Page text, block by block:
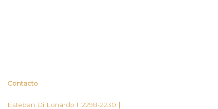
Contacto
Esteban Di Lonardo 112298-2230 |